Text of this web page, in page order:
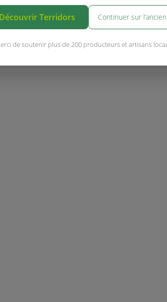
Découvrir Terridors Continuer sur
de soutenir plus de 200 producteurs et artisans